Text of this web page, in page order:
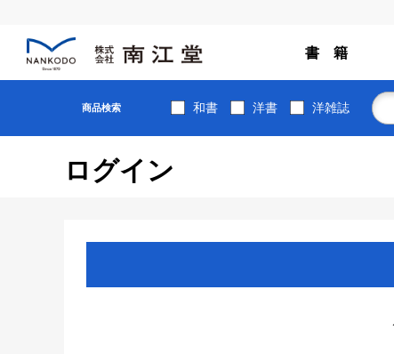
書 籍
商品検索 和書 洋書 洋雑誌
ログイン